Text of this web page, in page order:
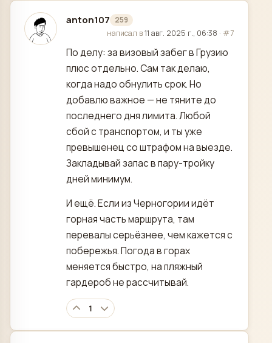
anton107 259
отредактировано
написал в11 авг. 2025 г., 06:38 · #7
По делу: за визовый забег в Грузию
плюс отдельно. Сам так делаю,
когда надо обнулить срок. Но
добавлю важное — не тяните до
последнего дня лимита. Любой
сбой с транспортом, и ты уже
превышенец со штрафом на выезде.
Закладывай запас в пару-тройку
дней минимум.
И ещё. Если из Черногории идёт
горная часть маршрута, там
перевалы серьёзнее, чем кажется с
побережья. Погода в горах
меняется быстро, на пляжный
гардероб не рассчитывай.
1